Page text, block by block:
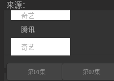
来源：
奇艺
腾讯
奇艺
第01集 第02集